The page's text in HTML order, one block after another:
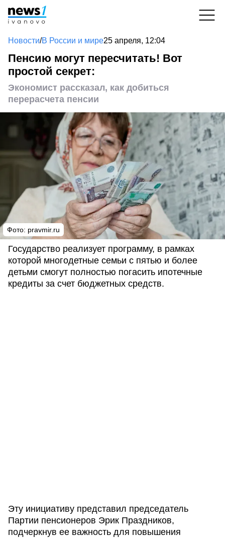
Новости/В России и мире25 апреля, 12:04
Пенсию могут пересчитать! Вот
простой секрет:
Экономист рассказал, как добиться
перерасчета пенсии
Фото: pravmir.ru
Государство реализует программу, в рамках
которой многодетные семьи с пятью и более
детьми смогут полностью погасить ипотечные
кредиты за счет бюджетных средств.
Эту инициативу представил председатель
Партии пенсионеров Эрик Праздников,
подчеркнув ее важность для повышения